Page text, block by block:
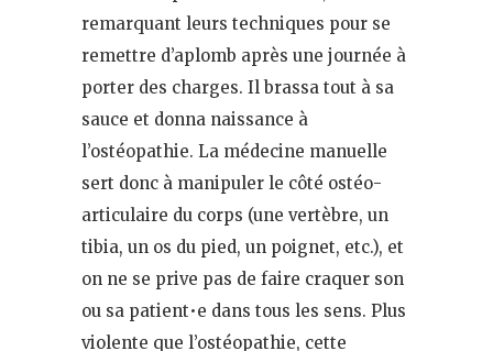
remarquant leurs techniques pour se
remettre d’aplomb après une journée à
porter des charges. Il brassa tout à sa
sauce et donna naissance à
l’ostéopathie. La médecine manuelle
sert donc à manipuler le côté ostéo-
articulaire du corps (une vertèbre, un
tibia, un os du pied, un poignet, etc.), et
on ne se prive pas de faire craquer son
ou sa patient•e dans tous les sens. Plus
violente que l’ostéopathie, cette